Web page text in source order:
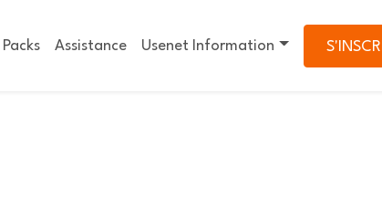
Packs Assistance Usenet Information